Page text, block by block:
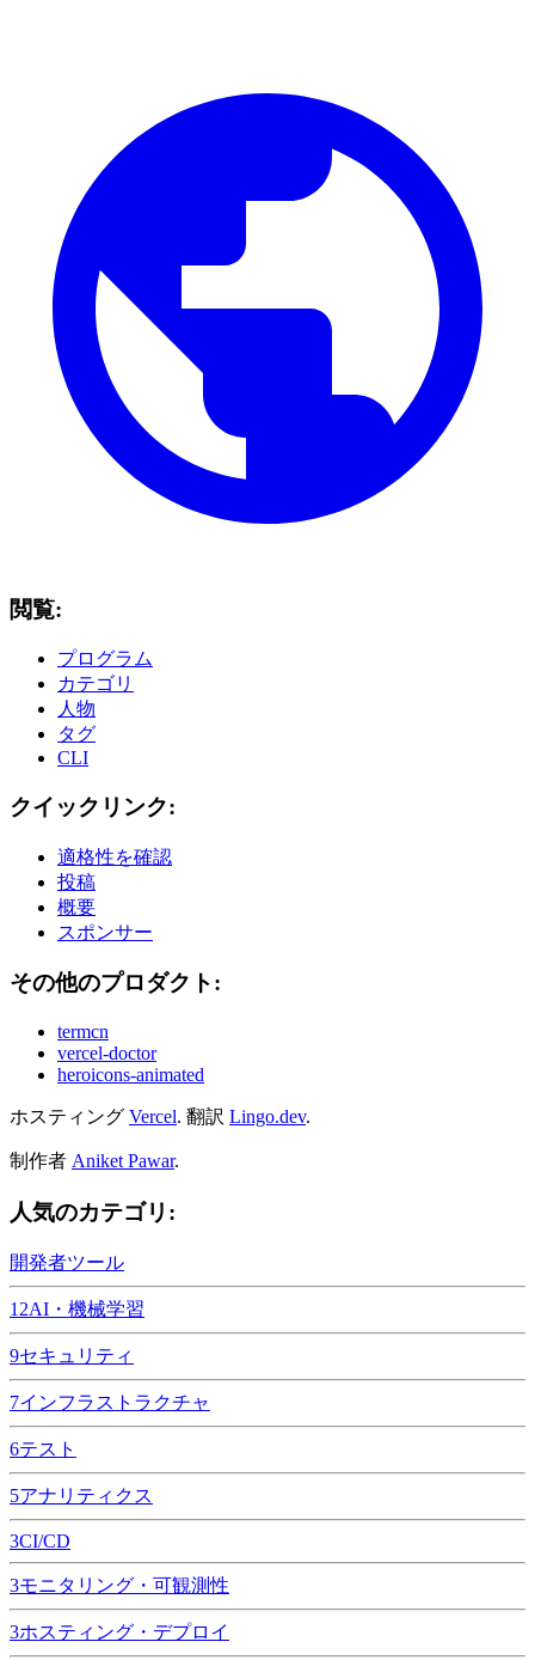
閲覧:
プログラム
カテゴリ
人物
タグ
CLI
クイックリンク:
適格性を確認
投稿
概要
スポンサー
その他のプロダクト:
termcn
vercel-doctor
heroicons-animated
ホスティング Vercel. 翻訳 Lingo.dev.
制作者 Aniket Pawar.
人気のカテゴリ:
開発者ツール
12AI・機械学習
9セキュリティ
7インフラストラクチャ
6テスト
5アナリティクス
3CI/CD
3モニタリング・可観測性
3ホスティング・デプロイ